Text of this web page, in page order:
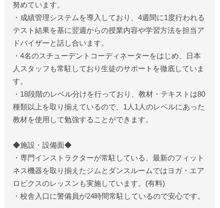
努めています。
・成績管理システムを導入しており、4週間に1度行われる
テスト結果を基に翌週からの授業内容や学習方法を担当ア
ドバイザーと話し合います。
・4名のスチューデントコーディネーターをはじめ、日本
人スタッフも常駐しており生徒のサポートを徹底していま
す。
・18段階のレベル分けを行っており、教材・テキストは80
種類以上を取り揃えているので、1人1人のレベルにあった
教材を使用して勉強することができます。
◆施設・設備面◆
・専門インストラクターが常駐している、最新のフィット
ネス機器を取り揃えたジムとダンスルームではヨガ・エア
ロビクスのレッスンも実施しています。(有料)
・校舎入口に警備員が24時間常駐しているので安心です。